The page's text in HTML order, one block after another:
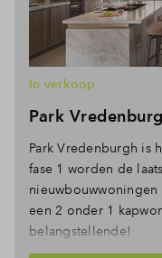
Park
In verkoop
Park Vredenburgh is
fase 1 worden de
een 2 onder 1
belangstellende!